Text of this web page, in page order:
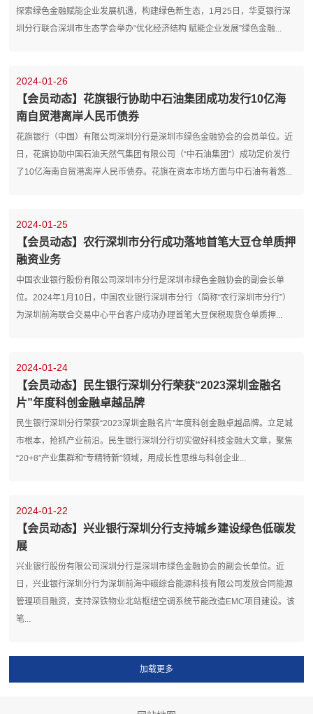
探索绿色金融赋能企业发展机遇，构建绿色新生态，1月25日，华夏银行深
圳分行联合深圳市生态学会举办“优化经济结构 赋能企业发展”绿色金融...
2024-01-26
【会员动态】花旗银行协助中石油集团成功发行10亿海
南自贸港离岸人民币债券
花旗银行（中国）有限公司深圳分行是深圳市绿色金融协会的会员单位。近
日，花旗协助中国石油天然气集团有限公司（“中石油集团”）成功定价发行
了10亿海南自贸港离岸人民币债券。花旗在资本市场方面与中石油有着悠...
2024-01-25
【会员动态】农行深圳市分行成功落地首笔大豆仓单质押
融资业务
中国农业银行股份有限公司深圳市分行是深圳市绿色金融协会的副会长单
位。2024年1月10日，中国农业银行深圳市分行（简称“农行深圳市分行”）
为深圳前海联合交易中心平台客户成功办理首笔大豆保税现货仓单质押...
2024-01-24
【会员动态】民生银行深圳分行荣获“2023深圳金融名
片”年度科创金融卓越品牌
民生银行深圳分行荣获“2023深圳金融名片”年度科创金融卓越品牌。立足城
市根本，抢抓产业前沿。民生银行深圳分行切实做好科技金融大文章，聚焦
“20+8”产业集群和“专精特新”领域，用成长性思维与科创企业...
2024-01-22
【会员动态】兴业银行深圳分行支持城乡建设绿色低碳发
展
兴业银行股份有限公司深圳分行是深圳市绿色金融协会的副会长单位。近
日，兴业银行深圳分行为深圳前海中碳综合能源科技有限公司发放合同能源
管理项目融资，支持深铁物业北站枢纽空调系统节能改造EMC项目建设。该
笔...